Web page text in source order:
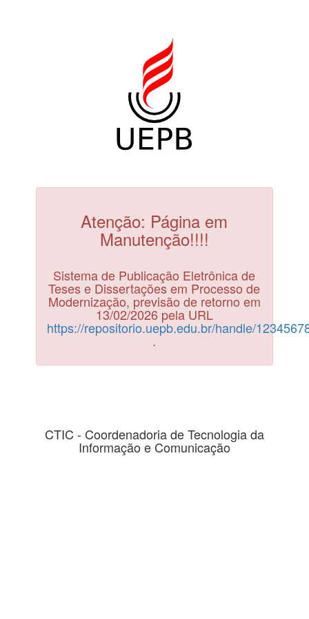
Atenção: Página em
Manutenção!!!!
Sistema de Publicação Eletrônica de
Teses e Dissertações em Processo de
Modernização, previsão de retorno em
13/02/2026 pela URL
https://repositorio.uepb.edu.br/handle/
.
CTIC - Coordenadoria de Tecnologia da
Informação e Comunicação